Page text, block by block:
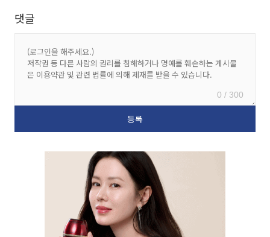
댓글
0 / 300